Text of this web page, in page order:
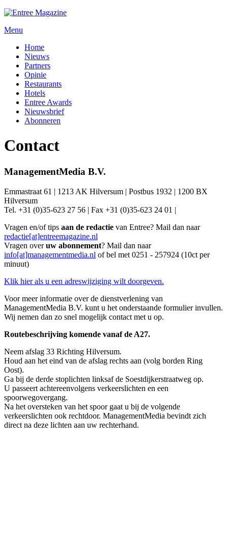
Menu
Home
Nieuws
Partners
Opinie
Restaurants
Hotels
Entree Awards
Nieuwsbrief
Abonneren
Contact
ManagementMedia B.V.
Emmastraat 61 | 1213 AK Hilversum | Postbus 1932 | 1200 BX
Hilversum
Tel. +31 (0)35-623 27 56 | Fax +31 (0)35-623 24 01 |
Vragen en/of tips aan de redactie van Entree? Mail dan naar
redactie[at]entreemagazine.nl
Vragen overuw abonnement? Mail dan naar
info[at]managementmedia.nl of bel met 0251 - 257924 (10ct per
minuut)
Klik hier als u een adreswijziging wilt doorgeven.
Voor meer informatie over de dienstverlening van
ManagementMedia B.V. kunt u het onderstaande formulier invullen.
Wij nemen dan zo snel mogelijk contact met u op.
Routebeschrijving komende vanaf de A27.
Neem afslag 33 Richting Hilversum.
Houd aan het eind van de afslag rechts aan (volg borden Ring
Oost).
Ga bij de derde stoplichten linksaf de Soestdijkerstraatweg op.
U passeert achtereenvolgens verkeerslichten en een
spoorwegovergang.
Na het oversteken van het spoor gaat u bij de volgende
verkeerslichten ook rechtdoor. ManagementMedia bevindt zich
direct na deze lichten aan uw rechterhand.